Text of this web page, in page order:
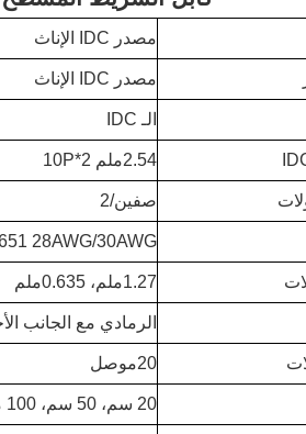
مصدر IDC الإناث
مصدر IDC الإناث
الـ IDC
2.54ملم 2*10P
صفين/2
28AWG/30AWG
1.27ملم، 0.635ملم
الرمادي مع الجانب
20موصل
20 سم، 50 سم، 100 متر، أو اختياري